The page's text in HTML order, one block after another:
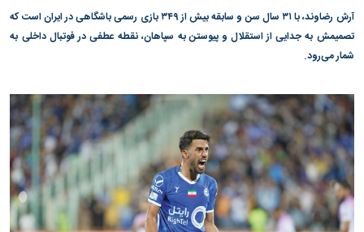
آرش رضاوند، با ۳۱ سال سن و سابقه بیش از ۳۴۹ بازی رسمی باشگاهی در ایران است که
تصمیمش به جدایی از استقلال و پیوستن به سپاهان، نقطه عطفی در فوتبال داخلی به
شمار می‌رود.